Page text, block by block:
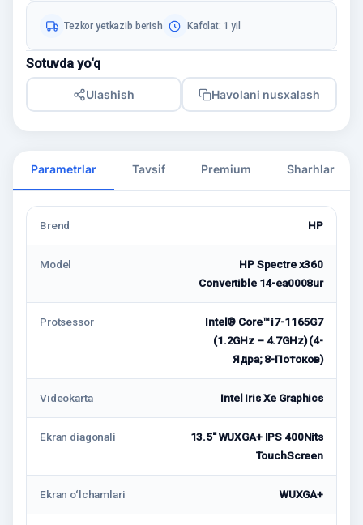
Tezkor yetkazib berish Kafolat: 1 yil
Sotuvda yo‘q
Ulashish Havolani nusxalash
Parametrlar Tavsif Premium Sharhlar
Brend HP
Model
HP Spectre x360
Convertible 14-ea0008ur
Protsessor
Intel® Core™ i7-1165G7
(1.2GHz – 4.7GHz) (4-
Ядра; 8-Потоков)
Videokarta Intel Iris Xe Graphics
Ekran diagonali
13.5'' WUXGA+ IPS 400Nits
TouchScreen
Ekran o‘lchamlari WUXGA+